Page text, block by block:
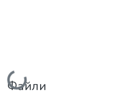
Вантажиться...
Файли